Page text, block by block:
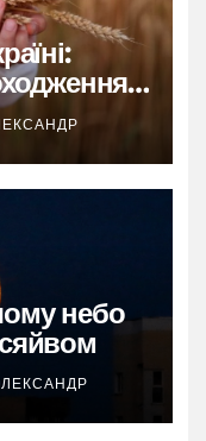
небо